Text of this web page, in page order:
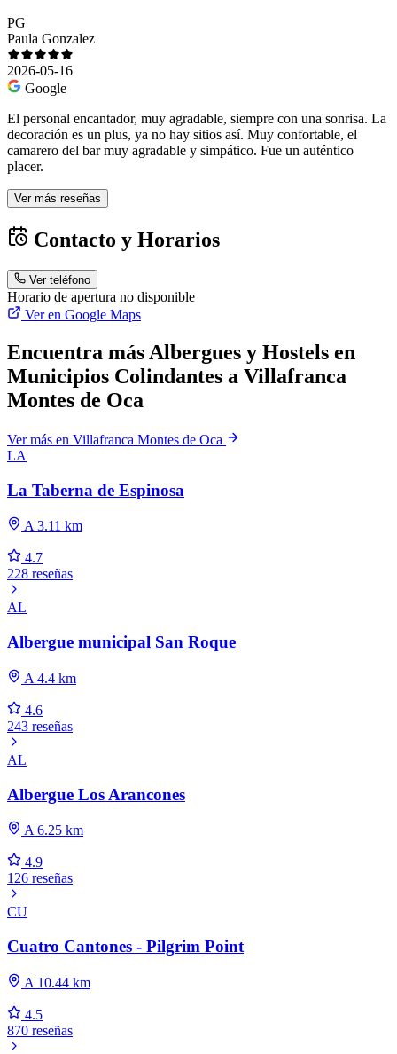
PG
Paula Gonzalez
2026-05-16
Google
El personal encantador, muy agradable, siempre con una sonrisa. La
decoración es un plus, ya no hay sitios así. Muy confortable, el
camarero del bar muy agradable y simpático. Fue un auténtico
placer.
Ver más reseñas
Contacto y Horarios
Ver teléfono
Horario de apertura no disponible
Ver en Google Maps
Encuentra más Albergues y Hostels en
Municipios Colindantes a Villafranca
Montes de Oca
Ver más en Villafranca Montes de Oca
LA
La Taberna de Espinosa
A 3.11 km
4.7
228 reseñas
AL
Albergue municipal San Roque
A 4.4 km
4.6
243 reseñas
AL
Albergue Los Arancones
A 6.25 km
4.9
126 reseñas
CU
Cuatro Cantones - Pilgrim Point
A 10.44 km
4.5
870 reseñas